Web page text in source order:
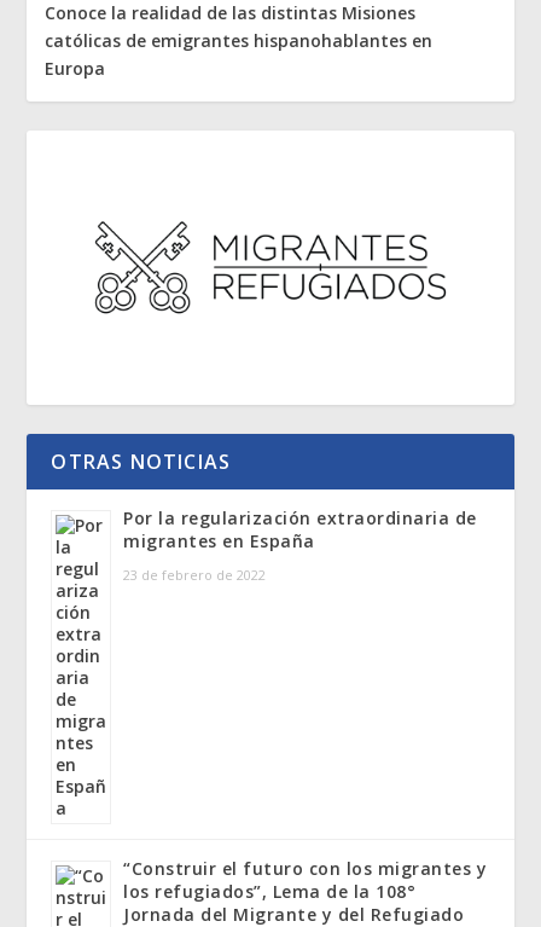
Conoce la realidad de las distintas Misiones
católicas de emigrantes hispanohablantes en
Europa
OTRAS NOTICIAS
Por la regularización extraordinaria de
migrantes en España
23 de febrero de 2022
“Construir el futuro con los migrantes y
los refugiados”, Lema de la 108°
Jornada del Migrante y del Refugiado